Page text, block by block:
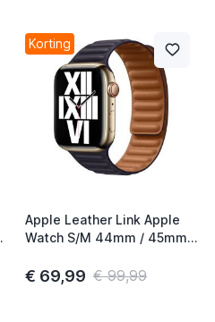
Korting
Apple Leather Link Apple
Watch S/M 44mm / 45mm /
€ 69,99 € 99,99